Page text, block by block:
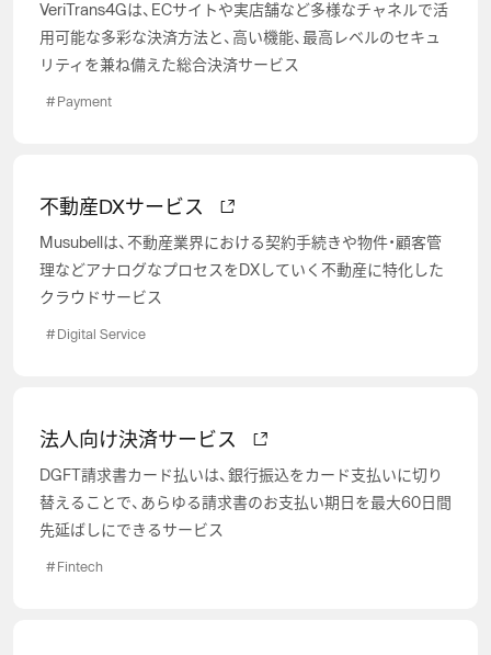
VeriTrans4Gは、ECサイトや実店舗など多様なチャネルで活
用可能な多彩な決済方法と、高い機能、最高レベルのセキュ
リティを兼ね備えた総合決済サービス
# Payment
不動産DXサービス
Musubellは、不動産業界における契約手続きや物件・顧客管
理などアナログなプロセスをDXしていく不動産に特化した
クラウドサービス
# Digital Service
法人向け決済サービス
DGFT請求書カード払いは、銀行振込をカード支払いに切り
替えることで、あらゆる請求書のお支払い期日を最大60日間
先延ばしにできるサービス
# Fintech